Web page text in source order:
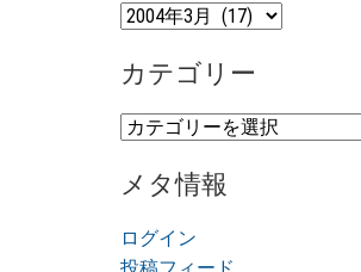
ア
カ
ブ
カテゴリー
カ
ゴ
ー
メタ情報
ログイン